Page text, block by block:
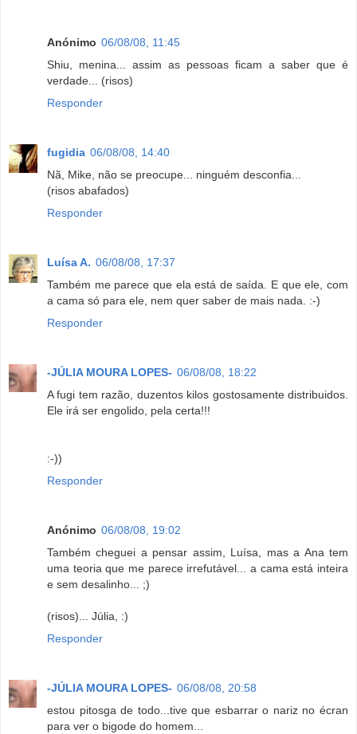
Anónimo 06/08/08, 11:45
Shiu, menina... assim as pessoas ficam a saber que é
verdade... (risos)
Responder
fugidia 06/08/08, 14:40
Nã, Mike, não se preocupe... ninguém desconfia...
(risos abafados)
Responder
Luísa A. 06/08/08, 17:37
Também me parece que ela está de saída. E que ele, com
a cama só para ele, nem quer saber de mais nada. :-)
Responder
-JÚLIA MOURA LOPES- 06/08/08, 18:22
A fugi tem razão, duzentos kilos gostosamente distribuidos.
Ele irá ser engolido, pela certa!!!
:-))
Responder
Anónimo 06/08/08, 19:02
Também cheguei a pensar assim, Luísa, mas a Ana tem
uma teoria que me parece irrefutável... a cama está inteira
e sem desalinho... ;)
(risos)... Júlia, :)
Responder
-JÚLIA MOURA LOPES- 06/08/08, 20:58
estou pitosga de todo...tive que esbarrar o nariz no écran
para ver o bigode do homem...